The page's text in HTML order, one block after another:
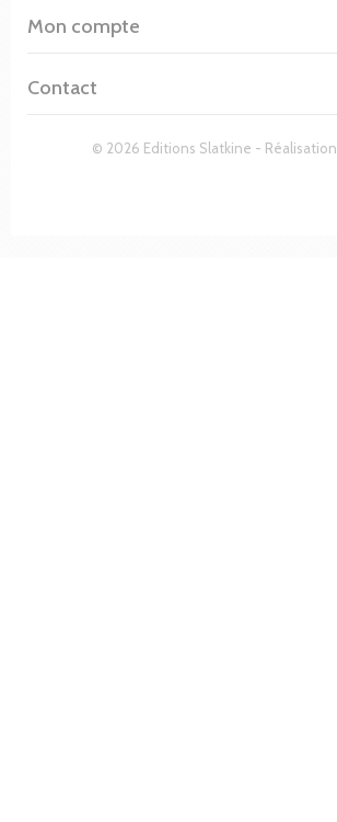
© 2026 Editions Slatkine - Réalisation
Mon compte
Contact